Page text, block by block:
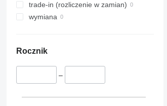
trade-in (rozliczenie w zamian)
wymiana
Rocznik
–